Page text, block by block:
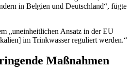
in Belgien und Deutschland“, fügte
„uneinheitlichen Ansatz in der EU
im Trinkwasser reguliert werden.“
Maßnahmen